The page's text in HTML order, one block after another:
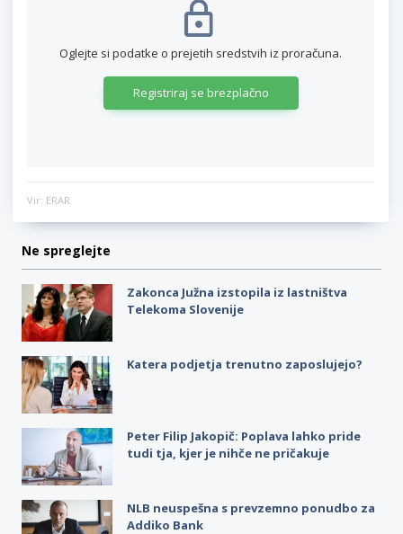
Oglejte si podatke o prejetih sredstvih iz proračuna.
Registriraj se brezplačno
Vir: ERAR
Ne spreglejte
Zakonca Južna izstopila iz lastništva
Telekoma Slovenije
Katera podjetja trenutno zaposlujejo?
Peter Filip Jakopič: Poplava lahko pride
tudi tja, kjer je nihče ne pričakuje
NLB neuspešna s prevzemno ponudbo za
Addiko Bank